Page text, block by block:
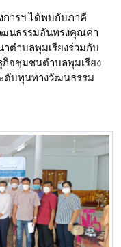
การฯ ได้พบกับภาคี
ฒนธรรมอันทรงคุณค่า
ตำบลพุมเรียงร่วมกับ
จชุมชนตำบลพุมเรียง
ดับทุนทางวัฒนธรรม